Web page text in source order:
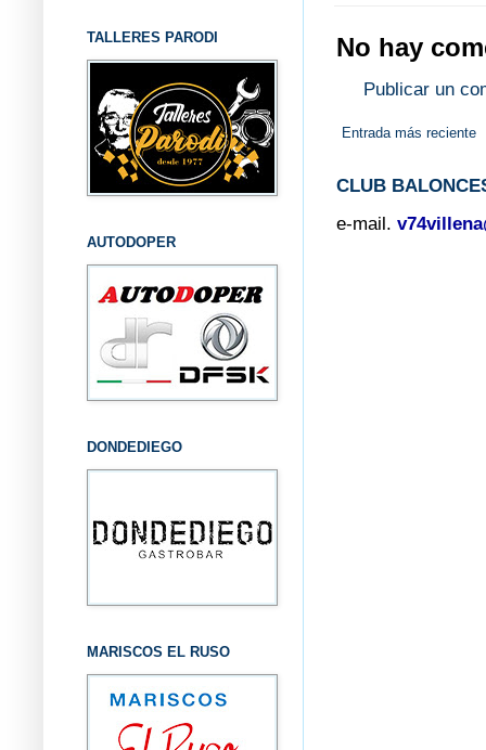
No hay
Publicar un
Entrada más reciente
CLUB
e-mail.
TALLERES PARODI
AUTODOPER
DONDEDIEGO
MARISCOS EL RUSO